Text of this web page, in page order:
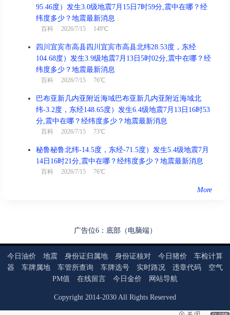
95.46度）发生3.0级地震7月15日7时59分,震中在哪？经
纬度多少？地震最新消息
百科 2026/7/15 149℃
四川宜宾市高县四川宜宾市高县北纬28.53度，东经
104.68度）发生3.9级地震7月13日5时02分,震中在哪？经
纬度多少？地震最新消息
百科 2026/7/15 76℃
巴布亚新几内亚附近海域巴布亚新几内亚附近海域北
纬-3.2度，东经148.65度）发生6.4级地震7月13日16时53
分,震中在哪？经纬度多少？地震最新消息
百科 2026/7/15 73℃
秘鲁秘鲁北纬-14.5度，东经-71.5度）发生5.4级地震7月
14日16时21分,震中在哪？经纬度多少？地震最新消息
百科 2026/7/15 76℃
More
广告位6：底部（电脑端）
今日油价 地震 身份证归属地 身份证核对 今日猪价
车检计算
器
车牌属地 车管所查询 车牌选号 实时路况 违章代码
空气
PM值
在线留言 今日金价 网站导航
Copyright 2014-2030 All Rights Reserved